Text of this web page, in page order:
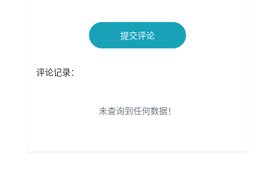
提交评论
评论记录：
未查询到任何数据！